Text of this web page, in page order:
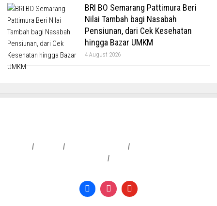
BRI BO Semarang Pattimura Beri
Nilai Tambah bagi Nasabah
Pensiunan, dari Cek Kesehatan
hingga Bazar UMKM
4 August 2026
| | |
|